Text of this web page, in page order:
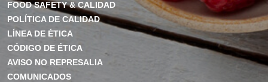
FOOD SAFETY & CALIDAD
POLÍTICA DE CALIDAD
LÍNEA DE ÉTICA
CÓDIGO DE ÉTICA
AVISO NO REPRESALIA
COMUNICADOS